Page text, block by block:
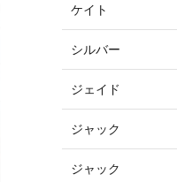
ケイト
シルバー
ジェイド
ジャック
ジャック